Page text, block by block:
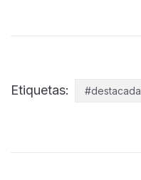
Etiquetas: #destacada